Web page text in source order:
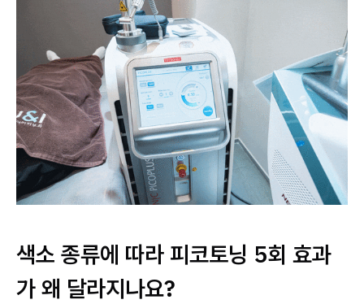
색소 종류에 따라 피코토닝 5회 효과
가 왜 달라지나요?